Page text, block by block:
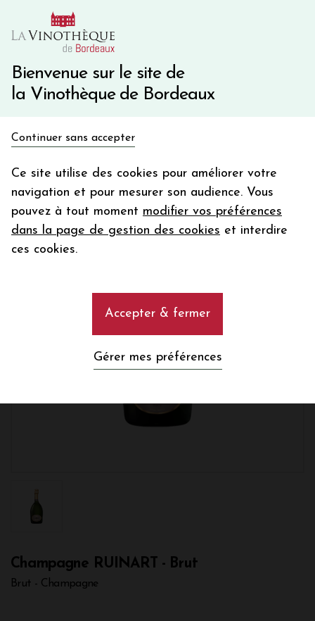
Bienvenue sur le site de
la Vinothèque de Bordeaux
Continuer sans accepter
Ce site utilise des cookies pour améliorer votre
navigation et pour mesurer son audience. Vous
pouvez à tout moment modifier vos préférences
dans la page de gestion des cookies et interdire
ces cookies.
Accepter & fermer
Gérer mes préférences
10€ de remise immédiate sur votre première commande
Une question ?
Champagne RUINART - Brut
Brut - Champagne
en bon d'achat
Votre
email
En m’abonnant, j’accepte de recevoir la newsletter de la